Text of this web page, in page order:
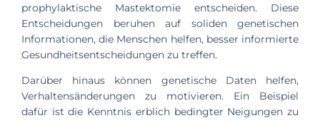
prophylaktische Mastektomie entscheiden. Diese
Entscheidungen beruhen auf soliden genetischen
Informationen, die Menschen helfen, besser informierte
Gesundheitsentscheidungen zu treffen.
Darüber hinaus können genetische Daten helfen,
Verhaltensänderungen zu motivieren. Ein Beispiel
dafür ist die Kenntnis erblich bedingter Neigungen zu